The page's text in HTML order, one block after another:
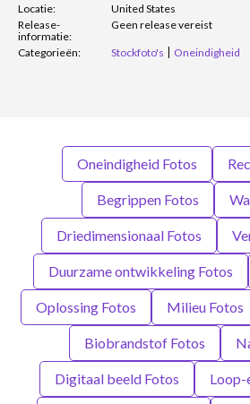
Locatie:
United States
Release-
informatie:
Geen release vereist
Categorieën: Stockfoto's Oneindigheid
Oneindigheid Fotos
Begrippen Fotos
Driedimensionaal Fotos
Duurzame ontwikkeling Fotos
Oplossing Fotos Milieu Fotos
Biobrandstof Fotos
Digitaal beeld Fotos Loop-